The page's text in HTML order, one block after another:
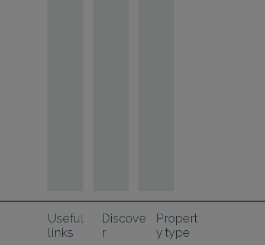
Useful
links
Discove
r
Propert
y type